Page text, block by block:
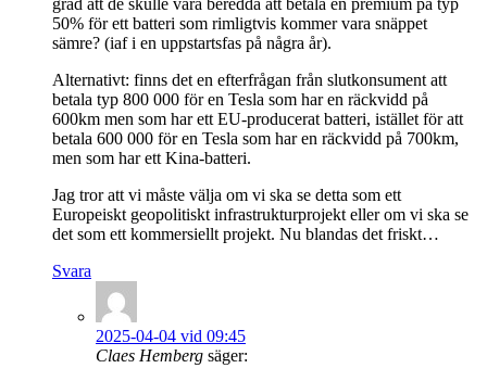
50% för ett batteri som rimligtvis kommer vara snäppet
sämre? (iaf i en uppstartsfas på några år).
Alternativt: finns det en efterfrågan från slutkonsument att
betala typ 800 000 för en Tesla som har en räckvidd på
600km men som har ett EU-producerat batteri, istället för att
betala 600 000 för en Tesla som har en räckvidd på 700km,
men som har ett Kina-batteri.
Jag tror att vi måste välja om vi ska se detta som ett
Europeiskt geopolitiskt infrastrukturprojekt eller om vi ska se
det som ett kommersiellt projekt. Nu blandas det friskt…
Svara
2025-04-04 vid 09:45
Claes Hemberg säger: